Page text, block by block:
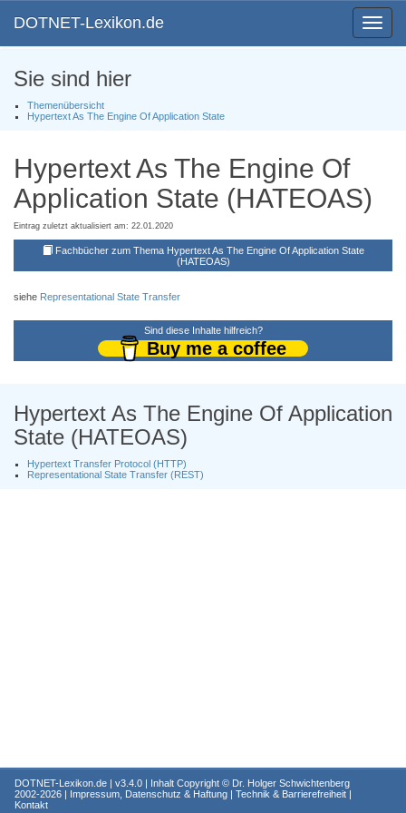
Toggle
DOTNET-Lexikon.de
Sie sind hier
Themenübersicht
Hypertext As The Engine Of Application State
Hypertext As The Engine Of
Application State (HATEOAS)
Eintrag zuletzt aktualisiert am: 22.01.2020
Fachbücher zum Thema Hypertext As The Engine Of Application State
(HATEOAS)
siehe Representational State Transfer
Sind diese Inhalte hilfreich?
Buy me a coffee
Hypertext As The Engine Of Application
State (HATEOAS)
Hypertext Transfer Protocol (HTTP)
Representational State Transfer (REST)
DOTNET-Lexikon.de | v3.4.0 | Inhalt Copyright © Dr. Holger Schwichtenberg
2002-2026 | Impressum, Datenschutz & Haftung | Technik & Barrierefreiheit |
Kontakt